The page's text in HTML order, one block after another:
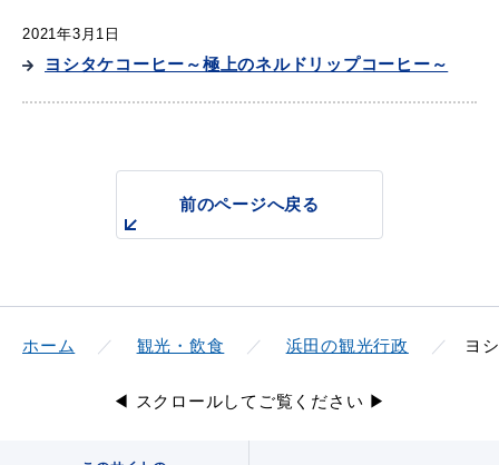
教育・文化・
観光・飲食
2021年3月1日
ヨシタケコーヒー～極上のネルドリップコーヒー～
前のページへ戻る
ホーム 観光・飲食 浜田の観光行政 ヨ
◀ スクロールしてご覧ください ▶